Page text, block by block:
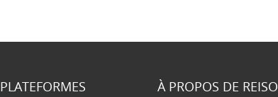
PLATEFORMES À PROPOS DE REISO